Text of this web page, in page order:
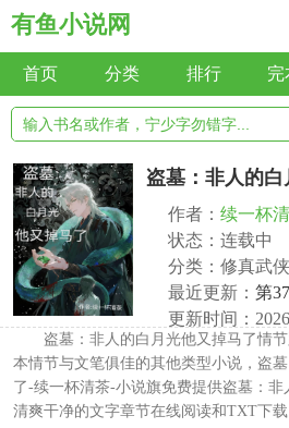
有鱼小说网
首页 分类 排行 完
盗墓：非人的
作者： 续一杯
状态：连载中
分类：修真武侠
最近更新： 第
更新时间：
盗墓：非人的白月光他又掉马了情
本情节与文笔俱佳的其他类型小说，盗
了-续一杯清茶-小说旗免费提供盗墓：
清爽干净的文字章节在线阅读和TXT下载